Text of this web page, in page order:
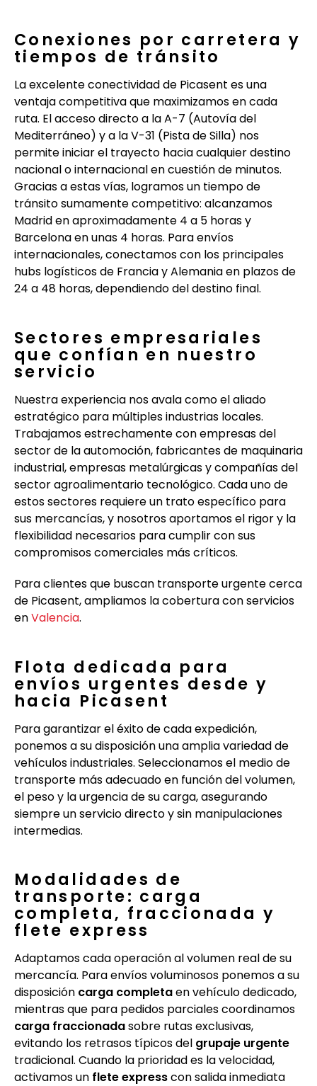
Conexiones por carretera y
tiempos de tránsito
La excelente conectividad de Picasent es una
ventaja competitiva que maximizamos en cada
ruta. El acceso directo a la A-7 (Autovía del
Mediterráneo) y a la V-31 (Pista de Silla) nos
permite iniciar el trayecto hacia cualquier destino
nacional o internacional en cuestión de minutos.
Gracias a estas vías, logramos un tiempo de
tránsito sumamente competitivo: alcanzamos
Madrid en aproximadamente 4 a 5 horas y
Barcelona en unas 4 horas. Para envíos
internacionales, conectamos con los principales
hubs logísticos de Francia y Alemania en plazos de
24 a 48 horas, dependiendo del destino final.
Sectores empresariales
que confían en nuestro
servicio
Nuestra experiencia nos avala como el aliado
estratégico para múltiples industrias locales.
Trabajamos estrechamente con empresas del
sector de la automoción, fabricantes de maquinaria
industrial, empresas metalúrgicas y compañías del
sector agroalimentario tecnológico. Cada uno de
estos sectores requiere un trato específico para
sus mercancías, y nosotros aportamos el rigor y la
flexibilidad necesarios para cumplir con sus
compromisos comerciales más críticos.
Para clientes que buscan transporte urgente cerca
de Picasent, ampliamos la cobertura con servicios
enValencia.
Flota dedicada para
envíos urgentes desde y
hacia Picasent
Para garantizar el éxito de cada expedición,
ponemos a su disposición una amplia variedad de
vehículos industriales. Seleccionamos el medio de
transporte más adecuado en función del volumen,
el peso y la urgencia de su carga, asegurando
siempre un servicio directo y sin manipulaciones
intermedias.
Modalidades de
transporte: carga
completa, fraccionada y
flete express
Adaptamos cada operación al volumen real de su
mercancía. Para envíos voluminosos ponemos a su
disposición carga completaen vehículo dedicado,
mientras que para pedidos parciales coordinamos
carga fraccionadasobre rutas exclusivas,
evitando los retrasos típicos del grupaje urgente
tradicional. Cuando la prioridad es la velocidad,
activamos un flete expresscon salida inmediata